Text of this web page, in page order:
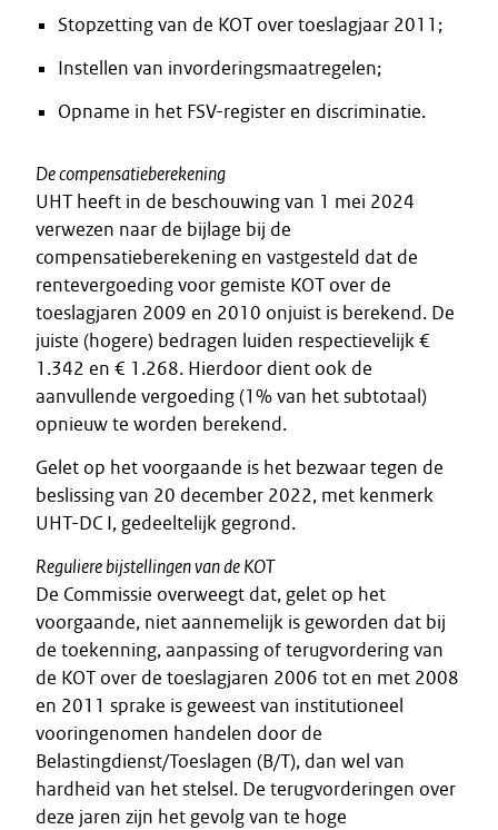
Stopzetting van de KOT over toeslagjaar 2011;
Instellen van invorderingsmaatregelen;
Opname in het FSV-register en discriminatie.
De compensatieberekening
UHT heeft in de beschouwing van 1 mei 2024
verwezen naar de bijlage bij de
compensatieberekening en vastgesteld dat de
rentevergoeding voor gemiste KOT over de
toeslagjaren 2009 en 2010 onjuist is berekend. De
juiste (hogere) bedragen luiden respectievelijk €
1.342 en € 1.268. Hierdoor dient ook de
aanvullende vergoeding (1% van het subtotaal)
opnieuw te worden berekend.
Gelet op het voorgaande is het bezwaar tegen de
beslissing van 20 december 2022, met kenmerk
UHT-DC I, gedeeltelijk gegrond.
Reguliere bijstellingen van de KOT
De Commissie overweegt dat, gelet op het
voorgaande, niet aannemelijk is geworden dat bij
de toekenning, aanpassing of terugvordering van
de KOT over de toeslagjaren 2006 tot en met 2008
en 2011 sprake is geweest van institutioneel
vooringenomen handelen door de
Belastingdienst/Toeslagen (B/T), dan wel van
hardheid van het stelsel. De terugvorderingen over
deze jaren zijn het gevolg van te hoge